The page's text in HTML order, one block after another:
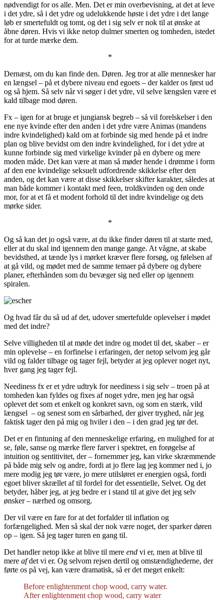
nødvendigt for os alle. Men. Det er min overbevisning, at det at leve
i det ydre, så i det ydre og udelukkende høste i det ydre i det lange
løb er smertefuldt og tomt, og det i sig selv er nok til at ønske at
åbne døren. Hvis vi ikke netop dulmer smerten og tomheden, istedet
for at turde mærke dem.
*
Dernæst, om du kan finde den. Døren. Jeg tror at alle mennesker har
en længsel – på et dybere niveau end egoets – der kalder os først ud
og så hjem. Så selv når vi søger i det ydre, vil selve længslen være et
kald tilbage mod døren.
Fx – igen for at bruge et jungiansk begreb – så vil forelskelser i den
ene nye kvinde efter den anden i det ydre være Animas (mandens
indre kvindelighed) kald om at forbinde sig med hende på et indre
plan og blive bevidst om den indre kvindelighed, for i det ydre at
kunne forbinde sig med virkelige kvinder på en dybere og mere
moden måde. Det kan være at man så møder hende i drømme i form
af den ene kvindelige seksuelt udfordrende skikkelse efter den
anden, og det kan være at disse skikkelser skifter karakter, således at
man både kommer i kontakt med feen, troldkvinden og den onde
mor, for at et få et modent forhold til det indre kvindelige og dets
mørke sider.
*
Og så kan det jo også være, at du ikke finder døren til at starte med,
eller at du skal ind igennem den mange gange. At vågne, at skabe
bevidsthed, at tænde lys i mørket kræver flere forsøg, og følelsen af
at gå vild, og mødet med de samme temaer på dybere og dybere
planer, efterhånden som du bevæger sig ned eller op igennem
spiralen.
Og hvad får du så ud af det, udover smertefulde oplevelser i mødet
med det indre?
Selve villigheden til at møde det indre og modet til det, skaber – er
min oplevelse – en forfinelse i erfaringen, der netop selvom jeg går
vild og falder tilbage og tager fejl, betyder at jeg oplever noget nyt,
hver gang jeg tager fejl.
Neediness fx er et ydre udtryk for neediness i sig selv – troen på at
tomheden kan fyldes og fixes af noget ydre, men jeg har også
oplevet det som et enkelt og konkret savn, og som en stærk, vild
længsel – og senest som en sårbarhed, der giver tryghed, når jeg
faktisk tager den på mig og hviler i den – i den grad jeg tør det.
Det er en fintuning af den menneskelige erfaring, en mulighed for at
se, føle, sanse og mærke flere farver i spektret, en forøgelse af
intuition og sentitivitet, der – fornemmer jeg, kan virke skræmmende
på både mig selv og andre, fordi at jo flere lag jeg kommer ned i, jo
mere modig jeg tør være, jo mere utilsløret er energien også, fordi
egoet bliver skrællet af til fordel for det essentielle, Selvet. Og det
betyder, håber jeg, at jeg bedre er i stand til at give det jeg selv
ønsker – nærhed og omsorg.
Der vil være en fare for at det forfalder til inflation og
forfængelighed. Men så skal der nok være noget, der sparker døren
op – igen. Så jeg tager turen en gang til.
Det handler netop ikke at blive til mere end vi er, men at blive til
mere afdet vi er. Og selvom rejsen dertil og omstændighederne, der
førte os på vej, kan være dramatisk, så er det meget enkelt:
Before enlightenment chop wood, carry water.
After enlightenment chop wood, carry water